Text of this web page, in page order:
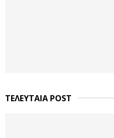
ΤΕΛΕΥΤΑΙΑ POST